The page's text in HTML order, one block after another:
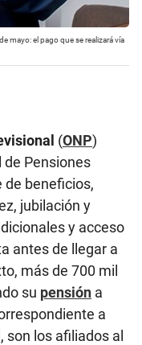
mayo: el pago que se realizará vía
(ONP)
Pensiones
de beneficios,
jubilación y
y acceso
antes de llegar a
más de 700 mil
su pensión a
a
son los afiliados al